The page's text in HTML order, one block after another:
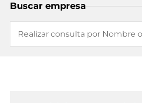
Buscar empresa